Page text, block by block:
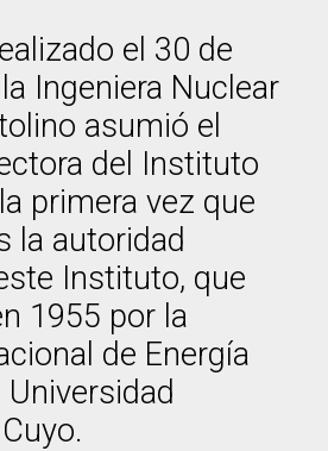
el 30 de
Ingeniera Nuclear
asumió el
del Instituto
primera vez que
la autoridad
Instituto, que
1955 por la
de Energía